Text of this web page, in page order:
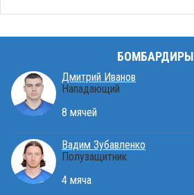
БОМБАРДИРЫ
Дмитрий Иванов
Нападающий
8 мячей
Вадим Зубавленко
Полузащитник
4 мяча